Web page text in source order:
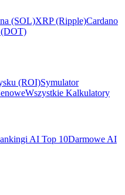
(SOL)XRP (Ripple)Cardano
(ROI)Symulator
Wszystkie Kalkulatory
AI Top 10Darmowe AI